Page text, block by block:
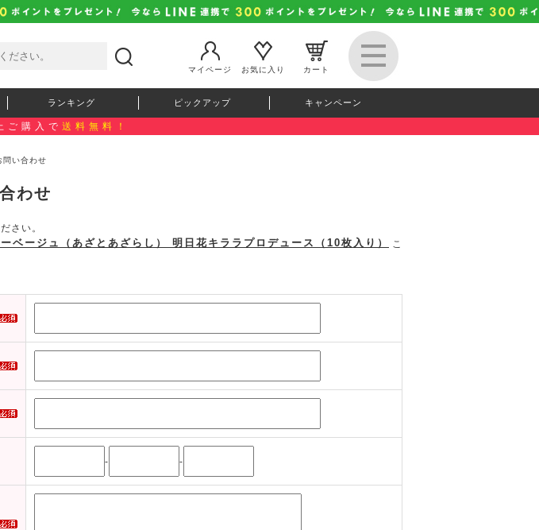
マイページ
お気に入り カート
ランキング ピックアップ キャンペーン
購入で 送料無料！
問い合わせ
わせ
さい。
ベージュ（あざとあざらし） 明日花キララプロデュース（10枚入り）
こ
- -